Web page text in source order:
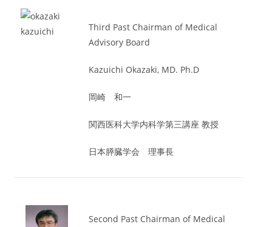
Third Past Chairman of Medical
Advisory Board
Kazuichi Okazaki, MD. Ph.D
岡崎 和一
関西医科大学内科学第三講座 教授
日本膵臓学会 理事長
Second Past Chairman of Medical